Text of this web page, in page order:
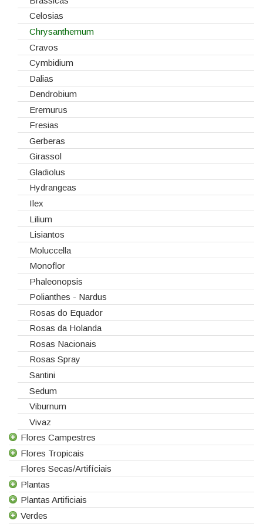
Lanternas
Madeiras
Spray
Tabuleiros/Bases
Telas/Tecidos
Vidros
Celosias
Chrysanthemum
Cravos
Cymbidium
Dalias
Dendrobium
Eremurus
Fresias
Gerberas
Girassol
Gladiolus
Hydrangeas
Ilex
Lilium
Lisiantos
Moluccella
Monoflor
Phaleonopsis
Polianthes - Nardus
Rosas do Equador
Rosas da Holanda
Rosas Nacionais
Rosas Spray
Santini
Sedum
Viburnum
Vivaz
Flores Campestres
Todas as Flores Campestres
Anigozanthos
Alstroemeria
Alchemilla
Amaranthus
Flores Tropicais
Todas as Flores Tropicais
Alpinias
Berzelias
Brunias
Flores Secas/Artifíciais
Plantas
Todas as Plantas
Gerbera de Vaso
Plantas Artificiais
Todas as Plantas Artificiais
Verdes